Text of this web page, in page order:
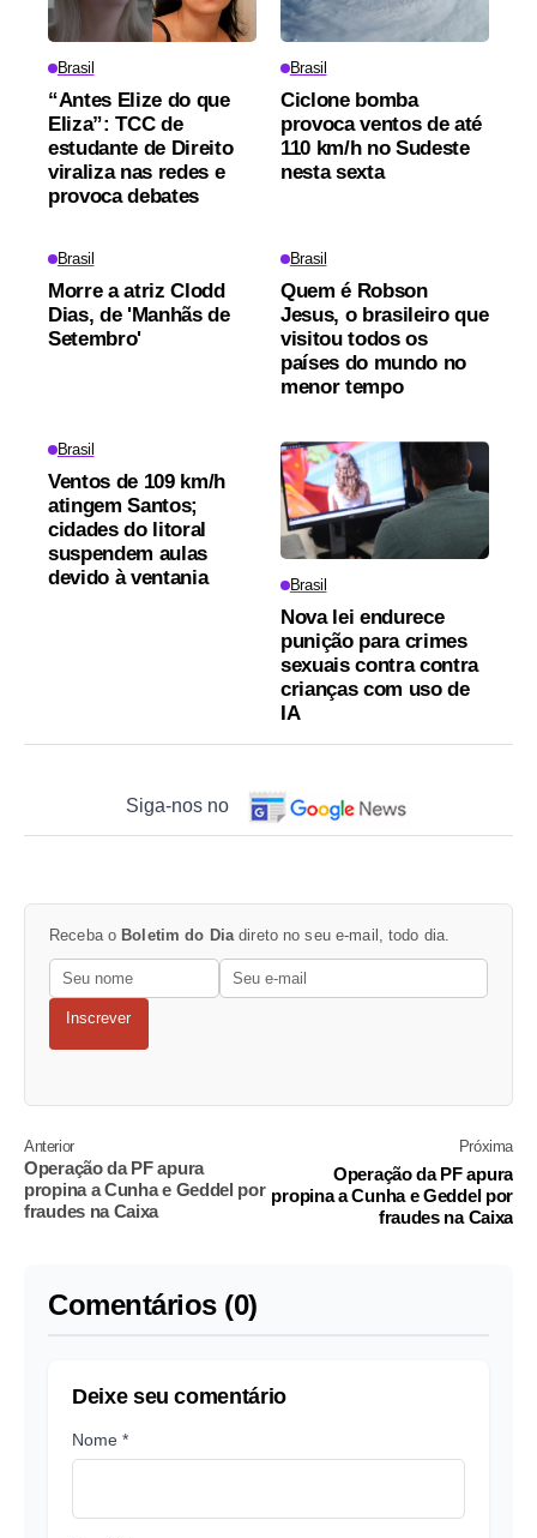
Brasil
“Antes Elize do que
Eliza”: TCC de
estudante de Direito
viraliza nas redes e
provoca debates
Brasil
Ciclone bomba
provoca ventos de até
110 km/h no Sudeste
nesta sexta
Brasil
Morre a atriz Clodd
Dias, de 'Manhãs de
Setembro'
Brasil
Quem é Robson
Jesus, o brasileiro que
visitou todos os
países do mundo no
menor tempo
Brasil
Ventos de 109 km/h
atingem Santos;
cidades do litoral
suspendem aulas
devido à ventania
Brasil
Nova lei endurece
punição para crimes
sexuais contra contra
crianças com uso de
IA
Siga-nos no
Receba o Boletim do Dia direto no seu e-mail, todo dia.
Inscrever
Anterior
Operação da PF apura
propina a Cunha e Geddel por
fraudes na Caixa
Próxima
Operação da PF apura
propina a Cunha e Geddel por
fraudes na Caixa
Comentários (0)
Deixe seu comentário
Nome *